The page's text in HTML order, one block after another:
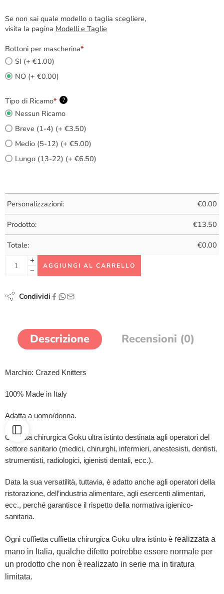
Se non sai quale modello o taglia scegliere,
visita la pagina Modelli e Taglie
Bottoni per mascherina*
SI (+ €1.00)
NO (+ €0.00)
Tipo di Ricamo* ?
Nessun Ricamo
Breve (1-4) (+ €3.50)
Medio (5-12) (+ €5.00)
Lungo (13-22) (+ €6.50)
Personalizzazioni: €0.00
Prodotto: €13.50
Totale: €0.00
AGGIUNGI AL CARRELLO
Condividi
Descrizione Recensioni (0)
Marchio: Crazed Knitters
100% Made in Italy
Adatta a uomo/donna.
Cuffietta chirurgica Goku ultra istinto destinata agli operatori del
settore sanitario (medici, chirurghi, infermieri, anestesisti, dentisti,
strumentisti, radiologici, igienisti dentali, ecc.).
Data la sua versatilità, tuttavia, è adatto anche agli operatori della
ristorazione, dell’industria alimentare, agli esercenti alimentari,
ecc., perché garantisce il rispetto della normativa igienico-
sanitaria.
Ogni cuffietta cuffietta chirurgica Goku ultra istinto è realizzata a
mano in Italia, qualche difetto potrebbe essere normale per
un prodotto che non è realizzato in serie ma in tiratura
limitata.